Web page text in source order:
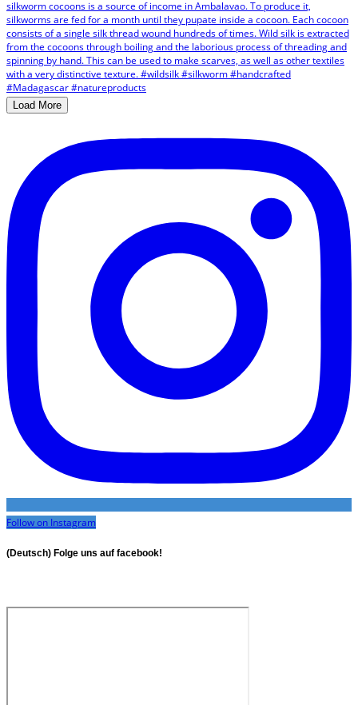
Load More
Follow on Instagram
(Deutsch) Folge uns auf facebook!